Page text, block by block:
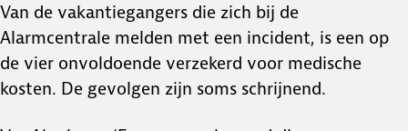
Van de vakantiegangers die zich bij de
Alarmcentrale melden met een incident, is een op
de vier onvoldoende verzekerd voor medische
kosten. De gevolgen zijn soms schrijnend.